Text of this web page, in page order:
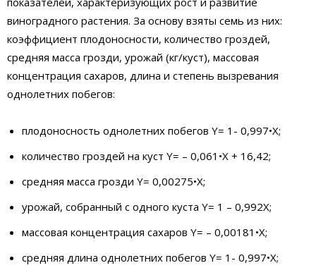
виноградного растения. За основу взяты семь из них:
коэффициент плодоносности, количество гроздей,
средняя масса грозди, урожай (кг/куст), массовая
концентрация сахаров, длина и степень вызревания
однолетних побегов:
плодоносность однолетних побегов Y= 1- 0,997•X;
количество гроздей на куст Y= – 0,061•X + 16,42;
средняя масса грозди Y= 0,00275•X;
урожай, собранный с одного куста Y= 1 – 0,992X;
массовая концентрация сахаров Y= – 0,00181•X;
средняя длина однолетних побегов Y= 1- 0,997•X;